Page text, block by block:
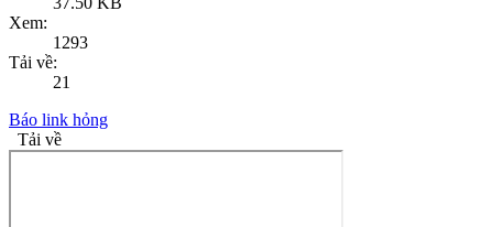
Xem:
1293
Tải về:
21
Báo link hỏng
Tải về